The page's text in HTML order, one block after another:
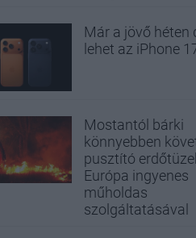
Már a jövő héten
lehet az iPhone
Mostantól bárki
könnyebben
pusztító
Európa ingyenes
műholdas
szolgáltatásával